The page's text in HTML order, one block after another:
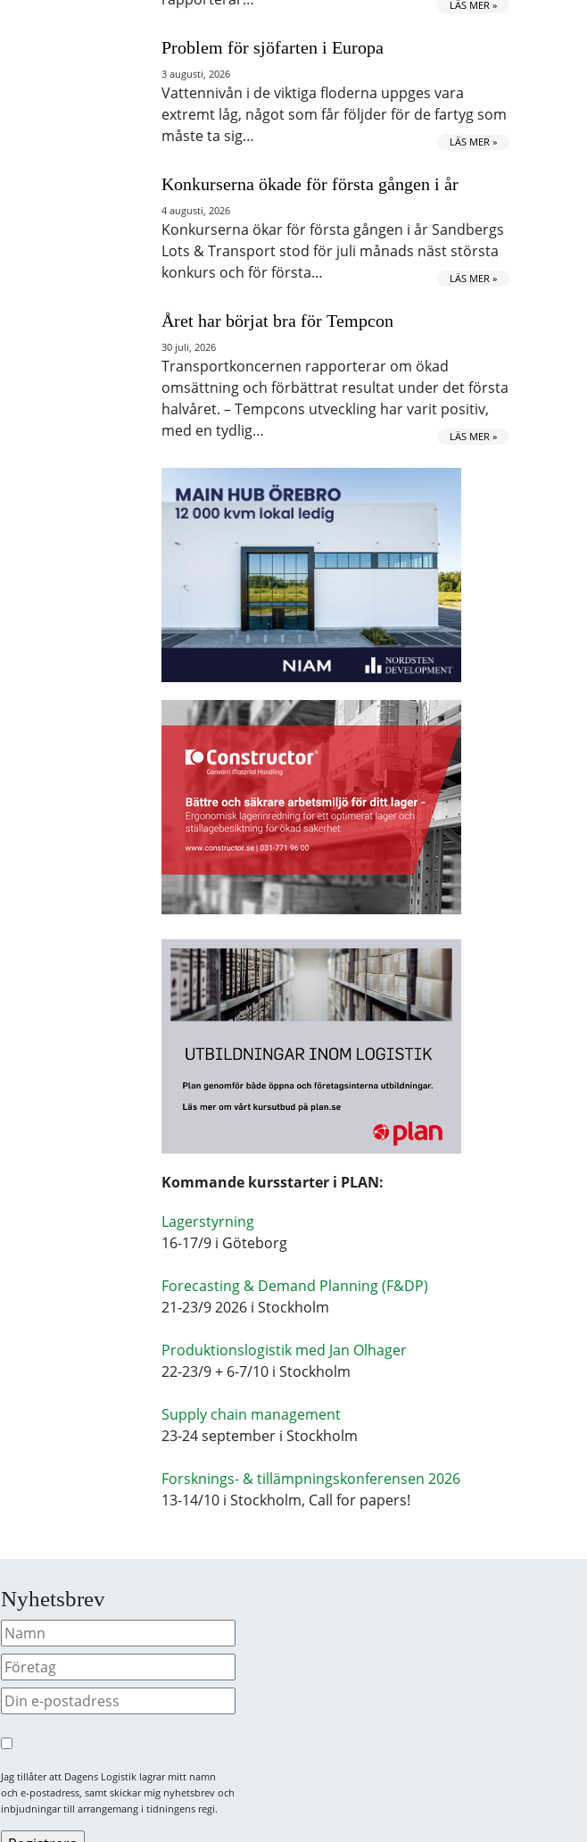
LÄS MER »
Problem för sjöfarten i Europa
3 augusti, 2026
Vattennivån i de viktiga floderna uppges vara
extremt låg, något som får följder för de fartyg som
måste ta sig…
LÄS MER »
Konkurserna ökade för första gången i år
4 augusti, 2026
Konkurserna ökar för första gången i år Sandbergs
Lots & Transport stod för juli månads näst största
konkurs och för första…
LÄS MER »
Året har börjat bra för Tempcon
30 juli, 2026
Transportkoncernen rapporterar om ökad
omsättning och förbättrat resultat under det första
halvåret. – Tempcons utveckling har varit positiv,
med en tydlig…
LÄS MER »
Kommande kursstarter i PLAN:
Lagerstyrning
16-17/9 i Göteborg
Forecasting & Demand Planning (F&DP)
21-23/9 2026 i Stockholm
Produktionslogistik med Jan Olhager
22-23/9 + 6-7/10 i Stockholm
Supply chain management
23-24 september i Stockholm
Forsknings- & tillämpningskonferensen 2026
13-14/10 i Stockholm, Call for papers!
Nyhetsbrev
Jag tillåter att Dagens Logistik lagrar mitt namn
och e-postadress, samt skickar mig nyhetsbrev och
inbjudningar till arrangemang i tidningens regi.